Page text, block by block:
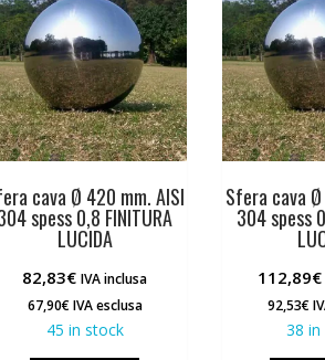
cava Ø 420 mm. AISI
spess 0,8 FINITURA
LUCIDA
82,83€ IVA inclusa
67,90€IVA esclusa
45 in stock
Sfera cava
304 spess
112,89€
92,53€
38